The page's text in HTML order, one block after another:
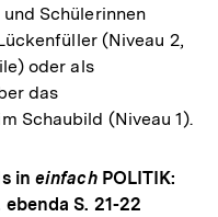
Schülerinnen
(Niveau 2,
oder als
das
Schaubild (Niveau 1).
in einfachPOLITIK:
S. 21-22